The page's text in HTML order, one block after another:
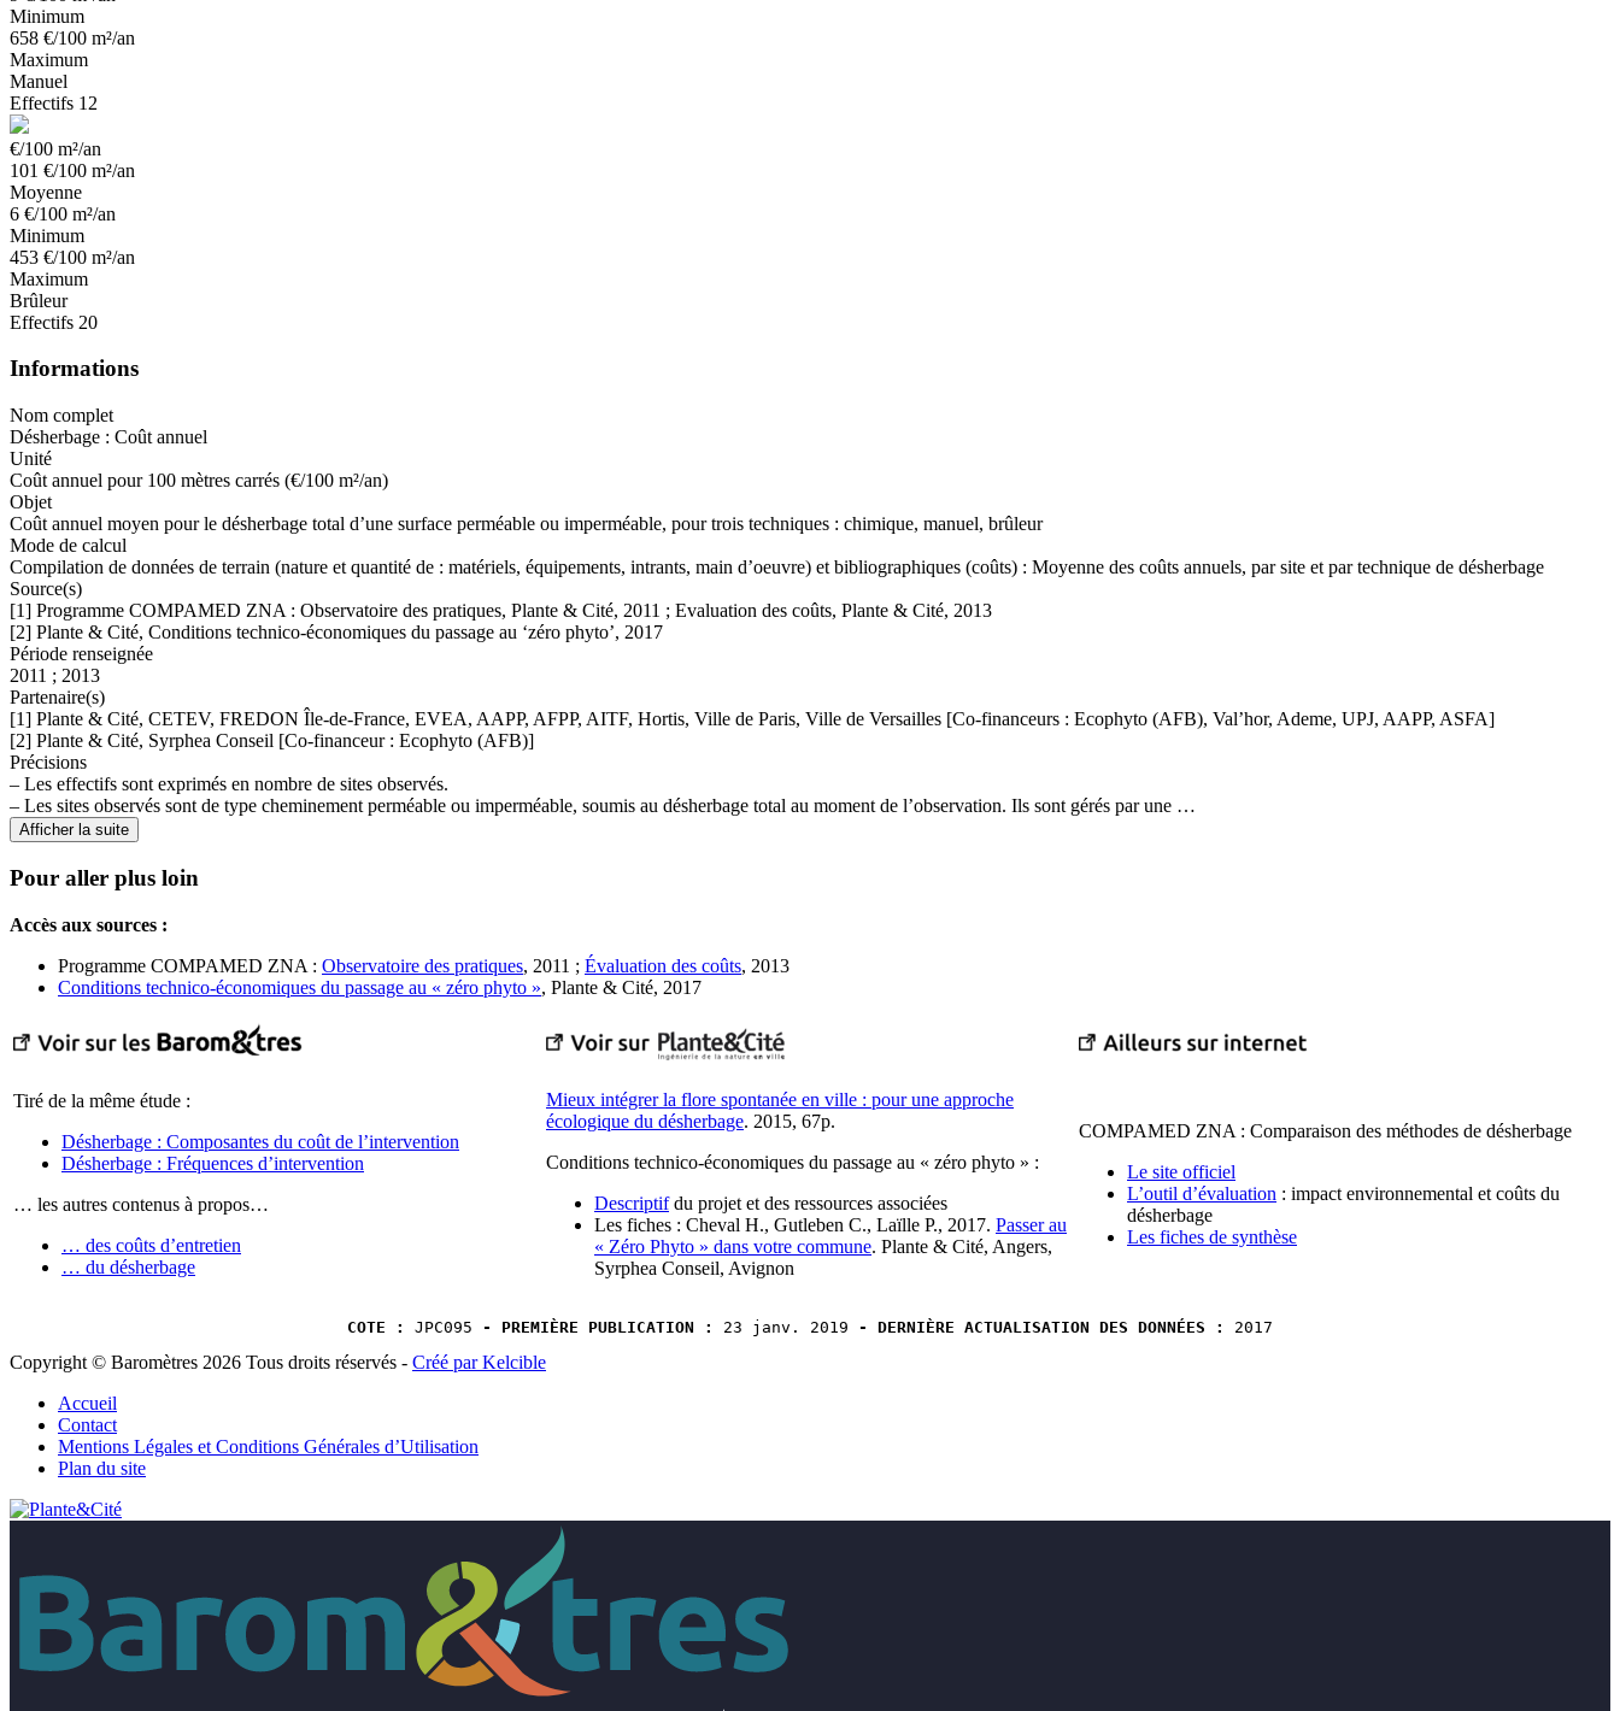
Minimum
658 €/100 m²/an
Maximum
Manuel
Effectifs 12
€/100 m²/an
101 €/100 m²/an
Moyenne
6 €/100 m²/an
Minimum
453 €/100 m²/an
Maximum
Brûleur
Effectifs 20
Informations
Nom complet
Désherbage : Coût annuel
Unité
Coût annuel pour 100 mètres carrés (€/100 m²/an)
Objet
Coût annuel moyen pour le désherbage total d’une surface perméable ou imperméable, pour trois techniques : chimique, manuel, brûleur
Mode de calcul
Compilation de données de terrain (nature et quantité de : matériels, équipements, intrants, main d’oeuvre) et bibliographiques (coûts) : Moyenne des coûts annuels, par site et par technique de désherbage
Source(s)
[1] Programme COMPAMED ZNA : Observatoire des pratiques, Plante & Cité, 2011 ; Evaluation des coûts, Plante & Cité, 2013
[2] Plante & Cité, Conditions technico-économiques du passage au ‘zéro phyto’, 2017
Période renseignée
2011 ; 2013
Partenaire(s)
[1] Plante & Cité, CETEV, FREDON Île-de-France, EVEA, AAPP, AFPP, AITF, Hortis, Ville de Paris, Ville de Versailles [Co-financeurs : Ecophyto (AFB), Val’hor, Ademe, UPJ, AAPP, ASFA]
[2] Plante & Cité, Syrphea Conseil [Co-financeur : Ecophyto (AFB)]
Précisions
– Les effectifs sont exprimés en nombre de sites observés.
– Les sites observés sont de type cheminement perméable ou imperméable, soumis au désherbage total au moment de l’observation. Ils sont gérés par une …
Afficher la suite
Pour aller plus loin
Accès aux sources :
Programme COMPAMED ZNA : Observatoire des pratiques, 2011 ; Évaluation des coûts, 2013
Conditions technico-économiques du passage au « zéro phyto », Plante & Cité, 2017
Tiré de la même étude :
Désherbage : Composantes du coût de l’intervention
Désherbage : Fréquences d’intervention
… les autres contenus à propos…
… des coûts d’entretien
… du désherbage
Mieux intégrer la flore spontanée en ville : pour une approche
écologique du désherbage. 2015, 67p.
Conditions technico-économiques du passage au « zéro phyto » :
Descriptifdu projet et des ressources associées
Les fiches : Cheval H., Gutleben C., Laïlle P., 2017. Passer au
« Zéro Phyto » dans votre commune. Plante & Cité, Angers,
Syrphea Conseil, Avignon
COMPAMED ZNA : Comparaison des méthodes de désherbage
Le site officiel
L’outil d’évaluation : impact environnemental et coûts du
désherbage
Les fiches de synthèse
COTE : JPC095 - PREMIÈRE PUBLICATION : 23 janv. 2019 - DERNIÈRE ACTUALISATION DES DONNÉES : 2017
Copyright © Baromètres 2026 Tous droits réservés - Créé par Kelcible
Accueil
Contact
Mentions Légales et Conditions Générales d’Utilisation
Plan du site